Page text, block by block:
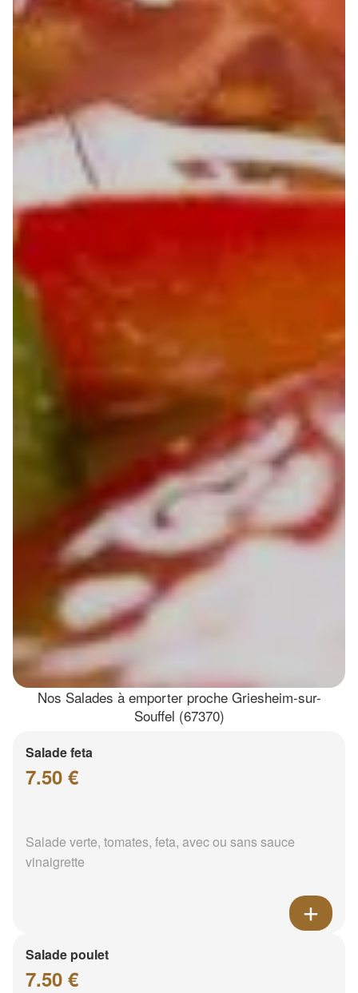
Nos Salades à emporter proche Griesheim-sur-
Souffel (67370)
Salade feta
7.50 €
Salade verte, tomates, feta, avec ou sans sauce
vinaigrette
Salade poulet
7.50 €